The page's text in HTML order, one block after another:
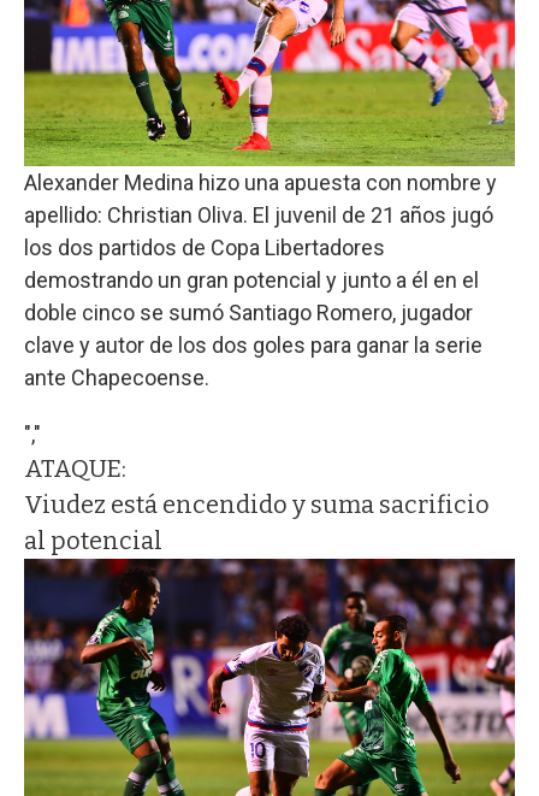
Alexander Medina hizo una apuesta con nombre y
apellido: Christian Oliva. El juvenil de 21 años jugó
los dos partidos de Copa Libertadores
demostrando un gran potencial y junto a él en el
doble cinco se sumó Santiago Romero, jugador
clave y autor de los dos goles para ganar la serie
ante Chapecoense.
","
ATAQUE:
Viudez está encendido y suma sacrificio
al potencial